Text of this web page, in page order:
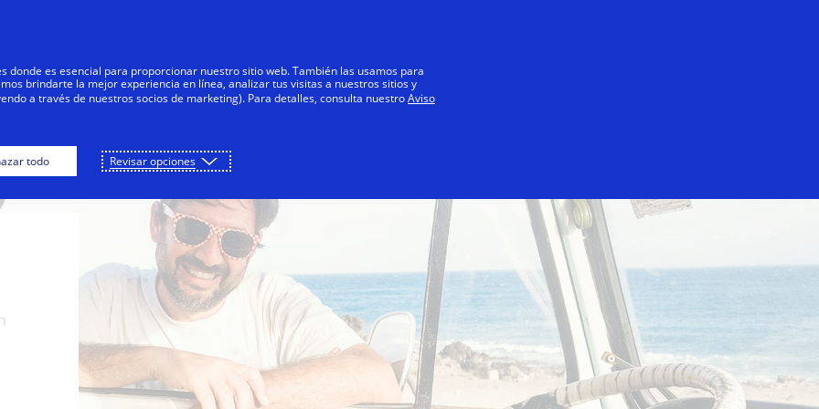
el
viajes
donde es esencial para proporcionar nuestro sitio web. También las usamos para
brindarte la mejor experiencia en línea, analizar tus visitas a nuestros sitios y
a través de nuestros socios de marketing). Para detalles, consulta nuestroAviso
todo Revisar opciones